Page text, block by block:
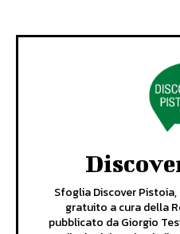
Sfoglia Discover
gratuito a cura della
pubblicato da Giorgio